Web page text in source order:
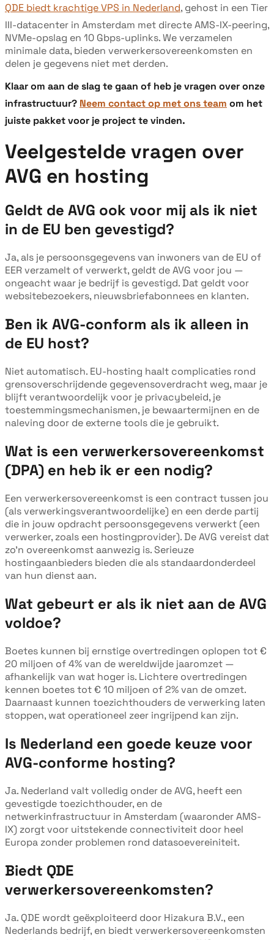
QDE biedt krachtige VPS in Nederland, gehost in een Tier
III-datacenter in Amsterdam met directe AMS-IX-peering,
NVMe-opslag en 10 Gbps-uplinks. We verzamelen
minimale data, bieden verwerkersovereenkomsten en
delen je gegevens niet met derden.
Klaar om aan de slag te gaan of heb je vragen over onze
infrastructuur? Neem contact op met ons team om het
juiste pakket voor je project te vinden.
Veelgestelde vragen over
AVG en hosting
Geldt de AVG ook voor mij als ik niet
in de EU ben gevestigd?
Ja, als je persoonsgegevens van inwoners van de EU of
EER verzamelt of verwerkt, geldt de AVG voor jou —
ongeacht waar je bedrijf is gevestigd. Dat geldt voor
websitebezoekers, nieuwsbriefabonnees en klanten.
Ben ik AVG-conform als ik alleen in
de EU host?
Niet automatisch. EU-hosting haalt complicaties rond
grensoverschrijdende gegevensoverdracht weg, maar je
blijft verantwoordelijk voor je privacybeleid, je
toestemmingsmechanismen, je bewaartermijnen en de
naleving door de externe tools die je gebruikt.
Wat is een verwerkersovereenkomst
(DPA) en heb ik er een nodig?
Een verwerkersovereenkomst is een contract tussen jou
(als verwerkingsverantwoordelijke) en een derde partij
die in jouw opdracht persoonsgegevens verwerkt (een
verwerker, zoals een hostingprovider). De AVG vereist dat
zo'n overeenkomst aanwezig is. Serieuze
hostingaanbieders bieden die als standaardonderdeel
van hun dienst aan.
Wat gebeurt er als ik niet aan de AVG
voldoe?
Boetes kunnen bij ernstige overtredingen oplopen tot €
20 miljoen of 4% van de wereldwijde jaaromzet —
afhankelijk van wat hoger is. Lichtere overtredingen
kennen boetes tot € 10 miljoen of 2% van de omzet.
Daarnaast kunnen toezichthouders de verwerking laten
stoppen, wat operationeel zeer ingrijpend kan zijn.
Is Nederland een goede keuze voor
AVG-conforme hosting?
Ja. Nederland valt volledig onder de AVG, heeft een
gevestigde toezichthouder, en de
netwerkinfrastructuur in Amsterdam (waaronder AMS-
IX) zorgt voor uitstekende connectiviteit door heel
Europa zonder problemen rond datasoevereiniteit.
Biedt QDE
verwerkersovereenkomsten?
Ja. QDE wordt geëxploiteerd door Hizakura B.V., een
Nederlands bedrijf, en biedt verwerkersovereenkomsten